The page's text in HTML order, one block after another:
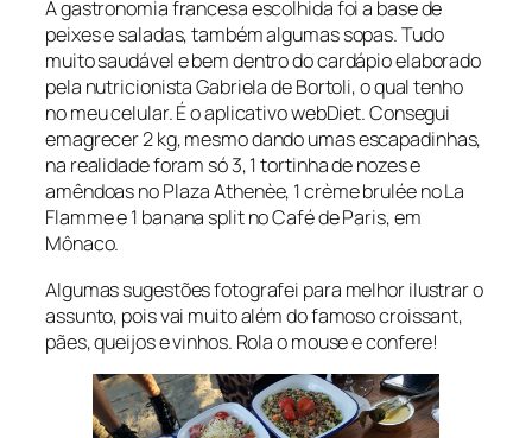
A gastronomia francesa escolhida foi a base de
peixes e saladas, também algumas sopas. Tudo
muito saudável e bem dentro do cardápio elaborado
pela nutricionista Gabriela de Bortoli, o qual tenho
no meu celular. É o aplicativo webDiet. Consegui
emagrecer 2 kg, mesmo dando umas escapadinhas,
na realidade foram só 3, 1 tortinha de nozes e
amêndoas no Plaza Athenèe, 1 crème brulée no La
Flamme e 1 banana split no Café de Paris, em
Mônaco.
Algumas sugestões fotografei para melhor ilustrar o
assunto, pois vai muito além do famoso croissant,
pães, queijos e vinhos. Rola o mouse e confere!